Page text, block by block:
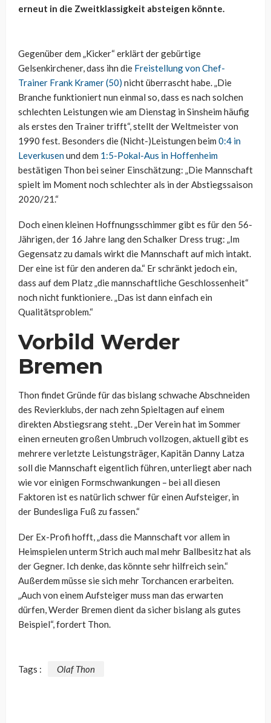
erneut in die Zweitklassigkeit absteigen könnte.
Gegenüber dem „Kicker“ erklärt der gebürtige
Gelsenkirchener, dass ihn die Freistellung von Chef-
Trainer Frank Kramer (50) nicht überrascht habe. „Die
Branche funktioniert nun einmal so, dass es nach solchen
schlechten Leistungen wie am Dienstag in Sinsheim häufig
als erstes den Trainer trifft“, stellt der Weltmeister von
1990 fest. Besonders die (Nicht-)Leistungen beim 0:4 in
Leverkusenund dem 1:5-Pokal-Aus in Hoffenheim
bestätigen Thon bei seiner Einschätzung: „Die Mannschaft
spielt im Moment noch schlechter als in der Abstiegssaison
2020/21.“
Doch einen kleinen Hoffnungsschimmer gibt es für den 56-
Jährigen, der 16 Jahre lang den Schalker Dress trug: „Im
Gegensatz zu damals wirkt die Mannschaft auf mich intakt.
Der eine ist für den anderen da.“ Er schränkt jedoch ein,
dass auf dem Platz „die mannschaftliche Geschlossenheit“
noch nicht funktioniere. „Das ist dann einfach ein
Qualitätsproblem.“
Vorbild Werder
Bremen
Thon findet Gründe für das bislang schwache Abschneiden
des Revierklubs, der nach zehn Spieltagen auf einem
direkten Abstiegsrang steht. „Der Verein hat im Sommer
einen erneuten großen Umbruch vollzogen, aktuell gibt es
mehrere verletzte Leistungsträger, Kapitän Danny Latza
soll die Mannschaft eigentlich führen, unterliegt aber nach
wie vor einigen Formschwankungen – bei all diesen
Faktoren ist es natürlich schwer für einen Aufsteiger, in
der Bundesliga Fuß zu fassen.“
Der Ex-Profi hofft, „dass die Mannschaft vor allem in
Heimspielen unterm Strich auch mal mehr Ballbesitz hat als
der Gegner. Ich denke, das könnte sehr hilfreich sein.“
Außerdem müsse sie sich mehr Torchancen erarbeiten.
„Auch von einem Aufsteiger muss man das erwarten
dürfen, Werder Bremen dient da sicher bislang als gutes
Beispiel“, fordert Thon.
Tags : Olaf Thon